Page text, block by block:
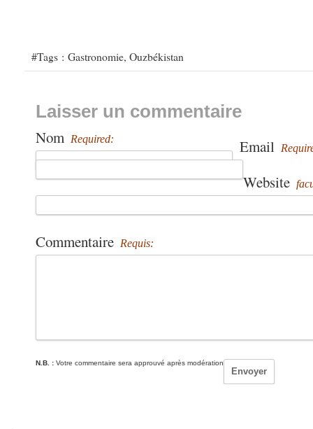
#Tags : Gastronomie, Ouzbékistan
Laisser un commentaire
Nom Required: Email
Website
Commentaire Requis:
N.B. : Votre commentaire sera approuvé après modération